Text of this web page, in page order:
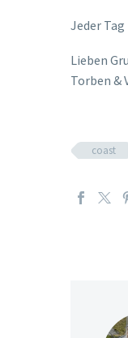
Jeder
Lieben
Torben &
coast